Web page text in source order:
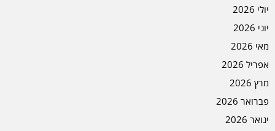
יולי 2026
יוני 2026
מאי 2026
אפריל 2026
מרץ 2026
פברואר 2026
ינואר 2026